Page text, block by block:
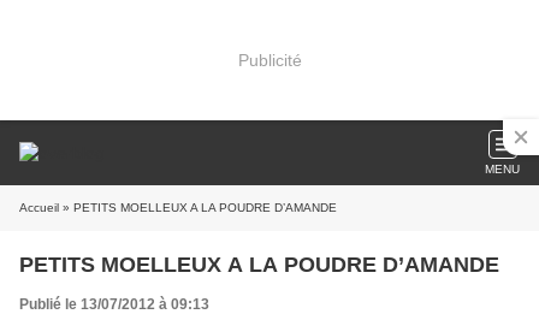
Publicité
MENU
Accueil » PETITS MOELLEUX A LA POUDRE D’AMANDE
PETITS MOELLEUX A LA POUDRE D’AMANDE
Publié le 13/07/2012 à 09:13